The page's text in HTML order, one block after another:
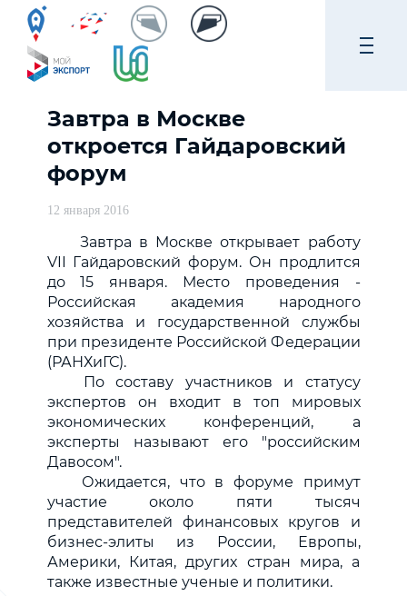
Завтра в Москве
откроется Гайдаровский
форум
12 января 2016
Завтра в Москве открывает работу
VII Гайдаровский форум. Он продлится
до 15 января. Место проведения -
Российская академия народного
хозяйства и государственной службы
при президенте Российской Федерации
(РАНХиГС).
По составу участников и статусу
экспертов он входит в топ мировых
экономических конференций, а
эксперты называют его "российским
Давосом".
Ожидается, что в форуме примут
участие около пяти тысяч
представителей финансовых кругов и
бизнес-элиты из России, Европы,
Америки, Китая, других стран мира, а
также известные ученые и политики.